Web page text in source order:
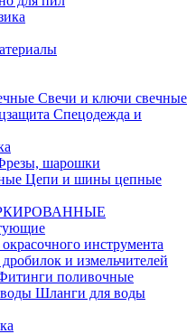
Свечи и ключи свечные
Спецодежда и
шарошки
Цепи и шины цепные
инструмента
и измельчителей
поливочные
Шланги для воды